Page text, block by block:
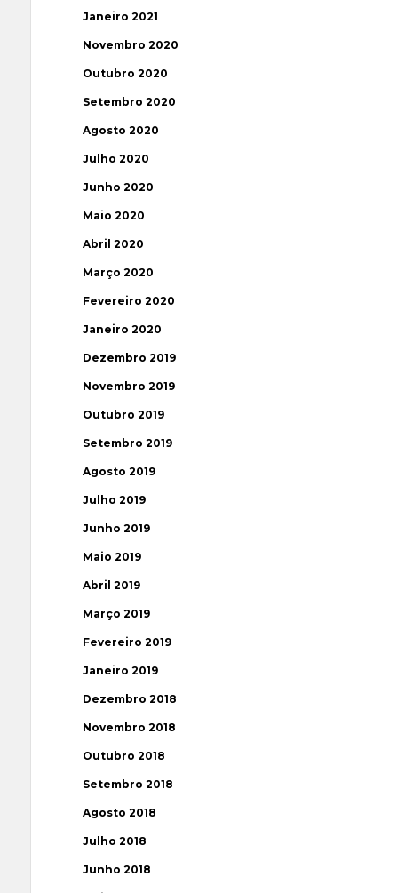
Janeiro 2021
Novembro 2020
Outubro 2020
Setembro 2020
Agosto 2020
Julho 2020
Junho 2020
Maio 2020
Abril 2020
Março 2020
Fevereiro 2020
Janeiro 2020
Dezembro 2019
Novembro 2019
Outubro 2019
Setembro 2019
Agosto 2019
Julho 2019
Junho 2019
Maio 2019
Abril 2019
Março 2019
Fevereiro 2019
Janeiro 2019
Dezembro 2018
Novembro 2018
Outubro 2018
Setembro 2018
Agosto 2018
Julho 2018
Junho 2018